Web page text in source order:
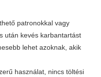
patronokkal vagy
után kevés karbantartást
lehet azoknak, akik
használat, nincs töltési